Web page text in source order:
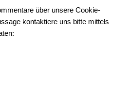
über unsere Cookie-
kontaktiere uns bitte mittels